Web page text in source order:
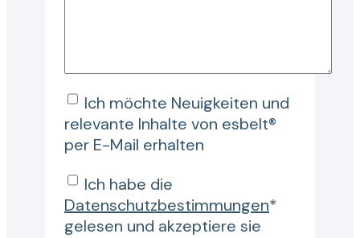
Ich möchte Neuigkeiten und
relevante Inhalte von esbelt®
per E-Mail erhalten
Ich habe die
Datenschutzbestimmungen*
gelesen und akzeptiere sie